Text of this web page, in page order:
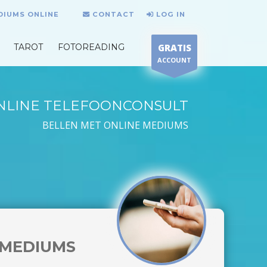
ONLINE CONTACT LOG IN
TAROT FOTOREADING GRATIS
ACCOUNT
TELEFOONCONSULT
BELLEN MET ONLINE MEDIUMS